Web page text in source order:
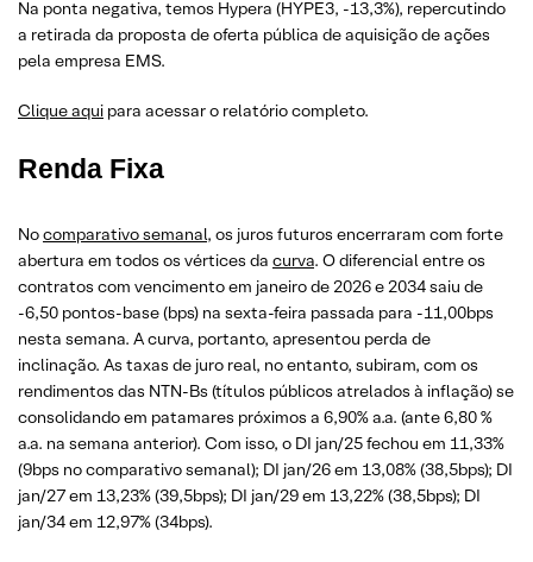
Na ponta negativa, temos Hypera (HYPE3, -13,3%), repercutindo
a retirada da proposta de oferta pública de aquisição de ações
pela empresa EMS.
Clique aqui para acessar o relatório completo.
Renda Fixa
Nocomparativo semanal, os juros futuros encerraram com forte
abertura em todos os vértices da curva. O diferencial entre os
contratos com vencimento em janeiro de 2026 e 2034 saiu de
-6,50 pontos-base (bps) na sexta-feira passada para -11,00bps
nesta semana. A curva, portanto, apresentou perda de
inclinação. As taxas de juro real, no entanto, subiram, com os
rendimentos das NTN-Bs (títulos públicos atrelados à inflação) se
consolidando em patamares próximos a 6,90% a.a. (ante 6,80 %
a.a. na semana anterior). Com isso, o DI jan/25 fechou em 11,33%
(9bps no comparativo semanal); DI jan/26 em 13,08% (38,5bps); DI
jan/27 em 13,23% (39,5bps); DI jan/29 em 13,22% (38,5bps); DI
jan/34 em 12,97% (34bps).